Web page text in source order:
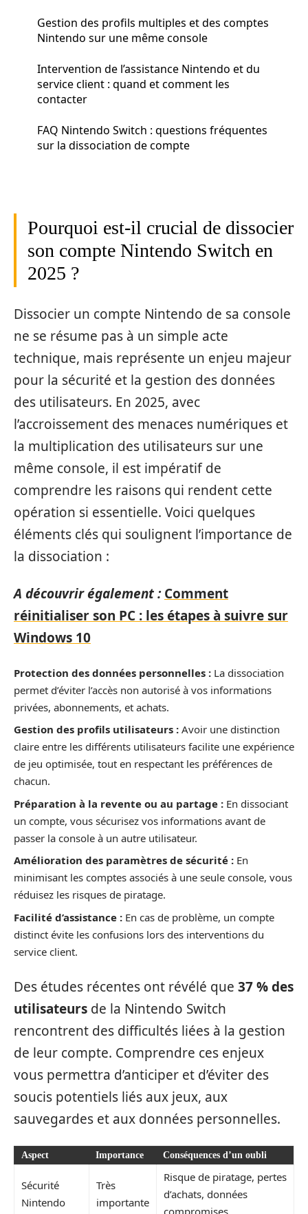
Gestion des profils multiples et des comptes
Nintendo sur une même console
Intervention de l’assistance Nintendo et du
service client : quand et comment les
contacter
FAQ Nintendo Switch : questions fréquentes
sur la dissociation de compte
Pourquoi est-il crucial de dissocier
son compte Nintendo Switch en
2025 ?
Dissocier un compte Nintendo de sa console
ne se résume pas à un simple acte
technique, mais représente un enjeu majeur
pour la sécurité et la gestion des données
des utilisateurs. En 2025, avec
l’accroissement des menaces numériques et
la multiplication des utilisateurs sur une
même console, il est impératif de
comprendre les raisons qui rendent cette
opération si essentielle. Voici quelques
éléments clés qui soulignent l’importance de
la dissociation :
A découvrir également : Comment
réinitialiser son PC : les étapes à suivre sur
Windows 10
Protection des données personnelles : La dissociation
permet d’éviter l’accès non autorisé à vos informations
privées, abonnements, et achats.
Gestion des profils utilisateurs : Avoir une distinction
claire entre les différents utilisateurs facilite une expérience
de jeu optimisée, tout en respectant les préférences de
chacun.
Préparation à la revente ou au partage : En dissociant
un compte, vous sécurisez vos informations avant de
passer la console à un autre utilisateur.
Amélioration des paramètres de sécurité : En
minimisant les comptes associés à une seule console, vous
réduisez les risques de piratage.
Facilité d’assistance : En cas de problème, un compte
distinct évite les confusions lors des interventions du
service client.
Des études récentes ont révélé que 37 % des
utilisateurs de la Nintendo Switch
rencontrent des difficultés liées à la gestion
de leur compte. Comprendre ces enjeux
vous permettra d’anticiper et d’éviter des
soucis potentiels liés aux jeux, aux
sauvegardes et aux données personnelles.
Aspect Importance Conséquences d’un oubli
Sécurité
Nintendo
Très
importante
Risque de piratage, pertes
d’achats, données
compromises